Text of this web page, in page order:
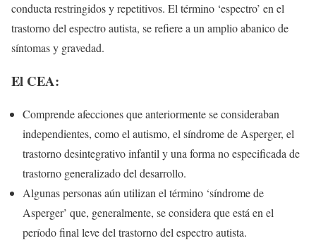
conducta restringidos y repetitivos. El término ‘espectro’ en el
trastorno del espectro autista, se refiere a un amplio abanico de
síntomas y gravedad.
El CEA:
Comprende afecciones que anteriormente se consideraban
independientes, como el autismo, el síndrome de Asperger, el
trastorno desintegrativo infantil y una forma no especificada de
trastorno generalizado del desarrollo.
Algunas personas aún utilizan el término ‘síndrome de
Asperger’ que, generalmente, se considera que está en el
período final leve del trastorno del espectro autista.